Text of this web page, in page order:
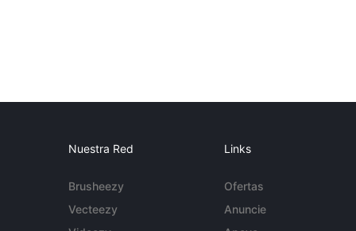
Nuestra Red
Brusheezy
Vecteezy
Links
Ofertas
Anuncie